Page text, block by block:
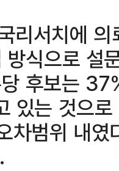
리서치에
식으로 설
후보는
있는 것으
차범위 내였